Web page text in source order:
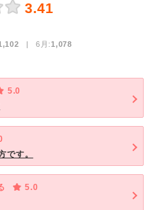
3.41
| 6月:1,078
5.0
です。
5.0